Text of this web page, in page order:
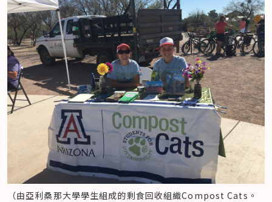
（由亞利桑那大學學生組成的剩食回收組織Compost Cats。